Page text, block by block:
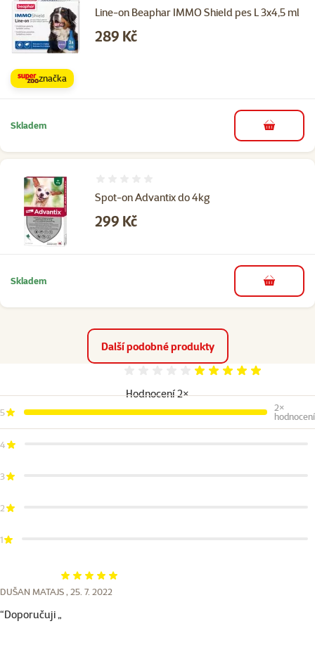
Line-on Beaphar IMMO Shield pes L 3x4,5 ml
Cena
289 Kč
značka
Skladem do košíku
Spot-on Advantix do 4kg
Cena
299 Kč
Skladem do košíku
Další podobné produkty
Hodnocení 2×
Hodnocení 100%
5
2×
hodnocení
4
3
2
1
Hodnocení 100%
DUŠAN MATAJS , 25. 7. 2022
“Doporučuji „